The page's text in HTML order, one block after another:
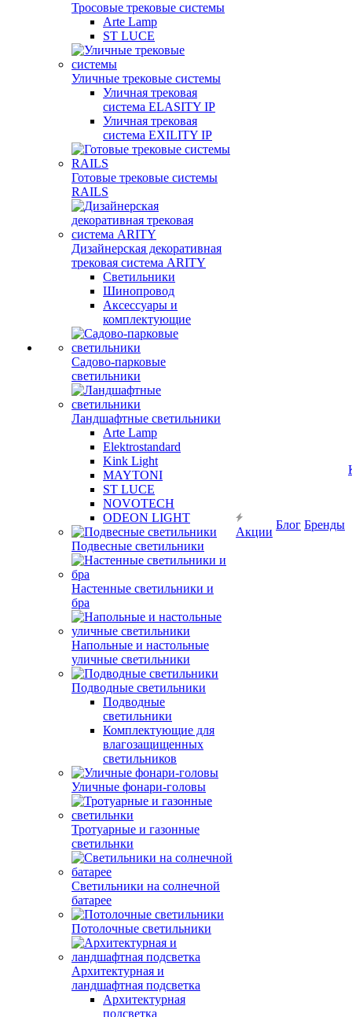
Тросовые трековые системы
Arte Lamp
ST LUCE
Уличные трековые системы
Уличная трековая
система ELASITY IP
Уличная трековая
система EXILITY IP
Готовые трековые системы
RAILS
Дизайнерская декоративная
трековая система ARITY
Светильники
Шинопровод
Аксессуары и
комплектующие
Садово-парковые
светильники
Ландшафтные светильники
Arte Lamp
Elektrostandard
Kink Light
MAYTONI
ST LUCE
NOVOTECH
ODEON LIGHT
Подвесные светильники
Настенные светильники и
бра
Напольные и настольные
уличные светильники
Подводные светильники
Подводные
светильники
Комплектующие для
влагозащищенных
светильников
Уличные фонари-головы
Тротуарные и газонные
светильнки
Светильники на солнечной
батарее
Потолочные светильники
Архитектурная и
ландшафтная подсветка
Архитектурная
подсветка
Акции
Блог Бренды